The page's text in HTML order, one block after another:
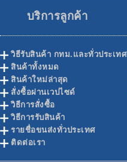
บริการลูกค้า
วิธีรับสินค้า กทม.และทั่วประเทศ
สินค้าทั้งหมด
สินค้าใหม่ล่าสุด
สั่งซื้อผ่านเวปไซด์
วิธีการสั่งซื้อ
วิธีการรับสินค้า
รายชื่อขนส่งทั่วประเทศ
ติดต่อเรา